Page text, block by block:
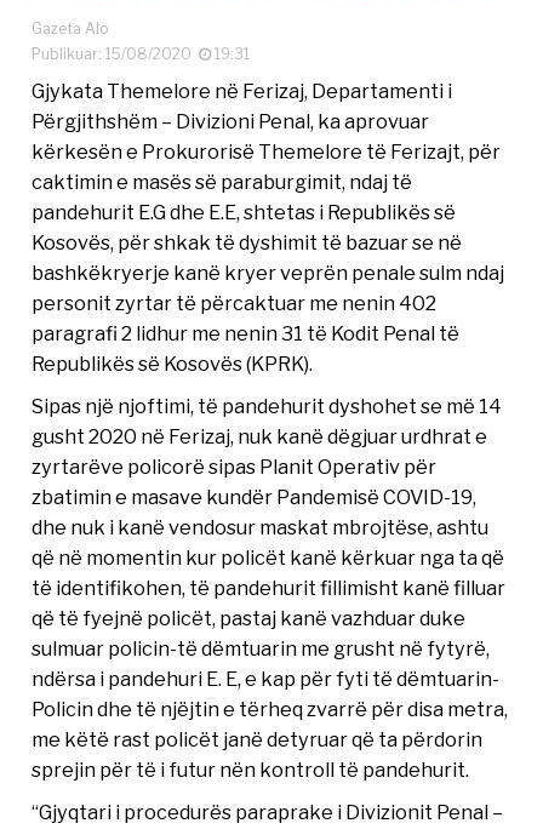
Gazeta Alo
Publikuar: 15/08/2020
19:31
Gjykata Themelore në Ferizaj, Departamenti i
Përgjithshëm – Divizioni Penal, ka aprovuar
kërkesën e Prokurorisë Themelore të Ferizajt, për
caktimin e masës së paraburgimit, ndaj të
pandehurit E.G dhe E.E, shtetas i Republikës së
Kosovës, për shkak të dyshimit të bazuar se në
bashkëkryerje kanë kryer veprën penale sulm ndaj
personit zyrtar të përcaktuar me nenin 402
paragrafi 2 lidhur me nenin 31 të Kodit Penal të
Republikës së Kosovës (KPRK).
Sipas një njoftimi, të pandehurit dyshohet se më 14
gusht 2020 në Ferizaj, nuk kanë dëgjuar urdhrat e
zyrtarëve policorë sipas Planit Operativ për
zbatimin e masave kundër Pandemisë COVID-19,
dhe nuk i kanë vendosur maskat mbrojtëse, ashtu
që në momentin kur policët kanë kërkuar nga ta që
të identifikohen, të pandehurit fillimisht kanë filluar
që të fyejnë policët, pastaj kanë vazhduar duke
sulmuar policin-të dëmtuarin me grusht në fytyrë,
ndërsa i pandehuri E. E, e kap për fyti të dëmtuarin-
Policin dhe të njëjtin e tërheq zvarrë për disa metra,
me këtë rast policët janë detyruar që ta përdorin
sprejin për të i futur nën kontroll të pandehurit.
“Gjyqtari i procedurës paraprake i Divizionit Penal –